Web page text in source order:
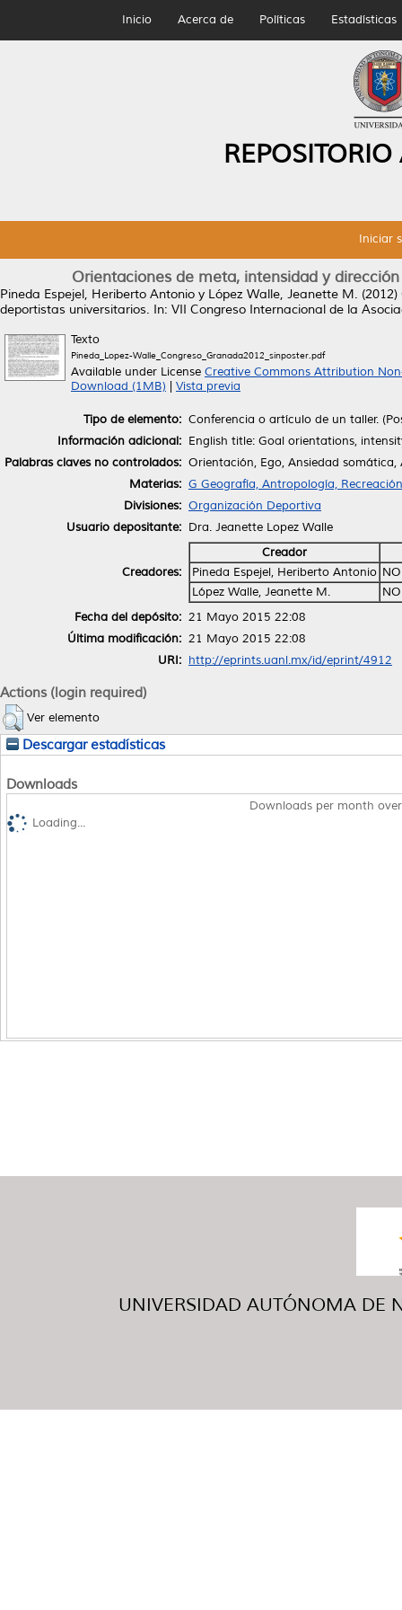
Inicio Acerca de Políticas Estadísticas
Iniciar
Orientaciones de meta, intensidad y
Pineda Espejel, Heriberto Antonio y López Walle, Jeanette M. (2012)
deportistas universitarios. In: VII Congreso Internacional de la
Texto
Pineda_Lopez-Walle_Congreso_Granada2012_sinposter.pdf
Available under License Creative Commons Attribution
Download (1MB)
Vista previa
Tipo de elemento: Conferencia o artículo de un taller.
Información adicional: English title: Goal orientations,
Palabras claves no controlados: Orientación, Ego, Ansiedad somática,
Materias: G Geografía, Antropología,
Divisiones: Organización Deportiva
Usuario depositante: Dra. Jeanette Lopez Walle
Creadores:
Creador
Pineda Espejel, Heriberto Antonio
López Walle, Jeanette M.
Fecha del depósito: 21 Mayo 2015 22:08
Última modificación: 21 Mayo 2015 22:08
URI: http://eprints.uanl.mx/id/eprint/4912
Actions (login required)
Ver elemento
Descargar estadísticas
Downloads
Downloads per month
Loading...
UNIVERSIDAD AUTÓNOMA DE